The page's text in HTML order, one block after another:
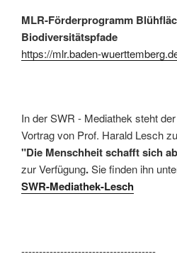
MLR-Förderprogramm
Biodiversitätspfade
https://mlr.baden-
In der SWR - Mediathek steht
Vortrag von Prof. Harald Lesch
"Die Menschheit schafft sich
zur Verfügung.Sie finden ihn
SWR-Mediathek-Lesch
--------------------------------------